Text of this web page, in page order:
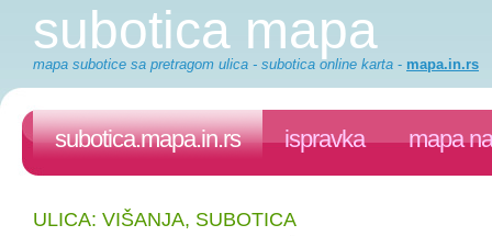
subotica mapa
mapa subotice sa pretragom ulica - subotica online karta - mapa.in.rs
subotica.mapa.in.rs ispravka mapa
ULICA: VIŠANJA, SUBOTICA